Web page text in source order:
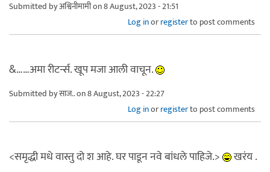
Submitted byअश्विनीमामीon 8 August, 2023 - 21:51
Log inorregisterto post comments
&……अमा रीटर्न्स. खूप मजा आली वाचून.
Submitted byसाज..on 8 August, 2023 - 22:27
Log inorregisterto post comments
<समृद्धी मधे वास्तु दो श आहे. घर पाडून नवे बांधले पाहिजे.>
खरंय .